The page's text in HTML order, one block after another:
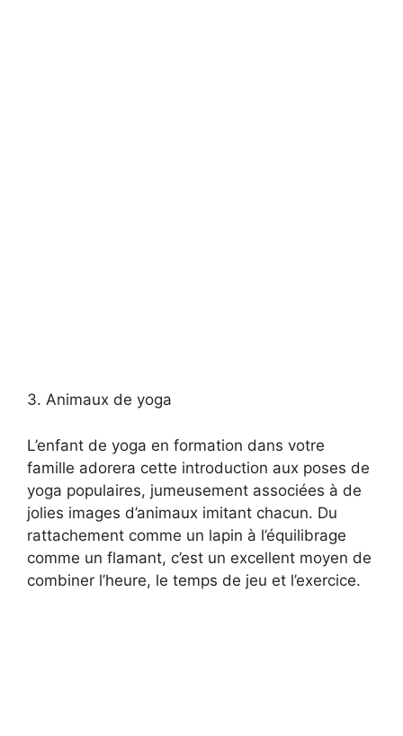
3. Animaux de yoga
L’enfant de yoga en formation dans votre
famille adorera cette introduction aux poses de
yoga populaires, jumeusement associées à de
jolies images d’animaux imitant chacun. Du
rattachement comme un lapin à l’équilibrage
comme un flamant, c’est un excellent moyen de
combiner l’heure, le temps de jeu et l’exercice.